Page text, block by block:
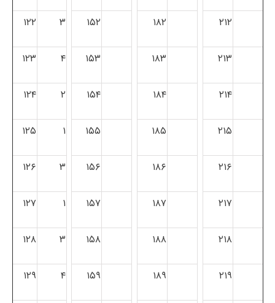
۲۱۲ ۱۸۲ ۱۵۲ ۳ ۱۲۲
۲۱۳ ۱۸۳ ۱۵۳ ۴ ۱۲۳
۲۱۴ ۱۸۴ ۱۵۴ ۲ ۱۲۴
۲۱۵ ۱۸۵ ۱۵۵ ۱ ۱۲۵
۲۱۶ ۱۸۶ ۱۵۶ ۳ ۱۲۶
۲۱۷ ۱۸۷ ۱۵۷ ۱ ۱۲۷
۲۱۸ ۱۸۸ ۱۵۸ ۳ ۱۲۸
۲۱۹ ۱۸۹ ۱۵۹ ۴ ۱۲۹